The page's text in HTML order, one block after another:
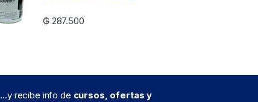
₲ 287.500
...y recibe info de cursos, ofertas y